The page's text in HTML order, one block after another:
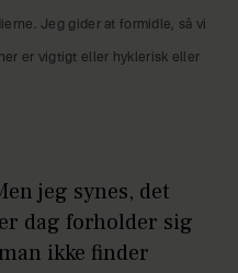
Jeg gider at formidle, så vi
er vigtigt eller hyklerisk eller
jeg synes, det
dag forholder sig
ikke finder